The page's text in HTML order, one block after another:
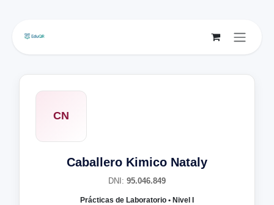
CN
Caballero Kimico Nataly
DNI: 95.046.849
Prácticas de Laboratorio • Nivel I